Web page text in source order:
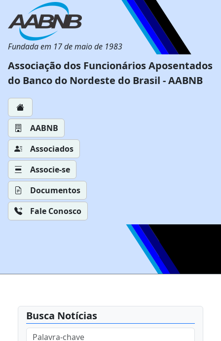
Fundada em 17 de maio de 1983
Associação dos Funcionários Aposentados
do Banco do Nordeste do Brasil - AABNB
AABNB
Associados
Associe-se
Documentos
Fale Conosco
Busca Notícias